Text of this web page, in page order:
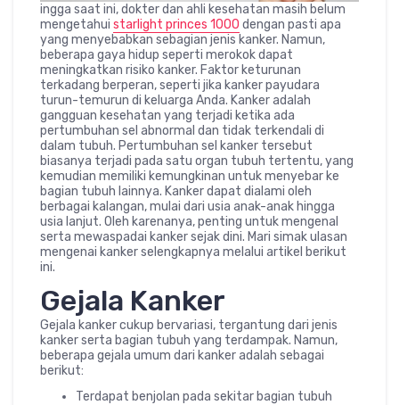
ingga saat ini, dokter dan ahli kesehatan masih belum
mengetahui starlight princes 1000 dengan pasti apa
yang menyebabkan sebagian jenis kanker. Namun,
beberapa gaya hidup seperti merokok dapat
meningkatkan risiko kanker. Faktor keturunan
terkadang berperan, seperti jika kanker payudara
turun-temurun di keluarga Anda. Kanker adalah
gangguan kesehatan yang terjadi ketika ada
pertumbuhan sel abnormal dan tidak terkendali di
dalam tubuh. Pertumbuhan sel kanker tersebut
biasanya terjadi pada satu organ tubuh tertentu, yang
kemudian memiliki kemungkinan untuk menyebar ke
bagian tubuh lainnya. Kanker dapat dialami oleh
berbagai kalangan, mulai dari usia anak-anak hingga
usia lanjut. Oleh karenanya, penting untuk mengenal
serta mewaspadai kanker sejak dini. Mari simak ulasan
mengenai kanker selengkapnya melalui artikel berikut
ini.
Gejala Kanker
Gejala kanker cukup bervariasi, tergantung dari jenis
kanker serta bagian tubuh yang terdampak. Namun,
beberapa gejala umum dari kanker adalah sebagai
berikut:
Terdapat benjolan pada sekitar bagian tubuh